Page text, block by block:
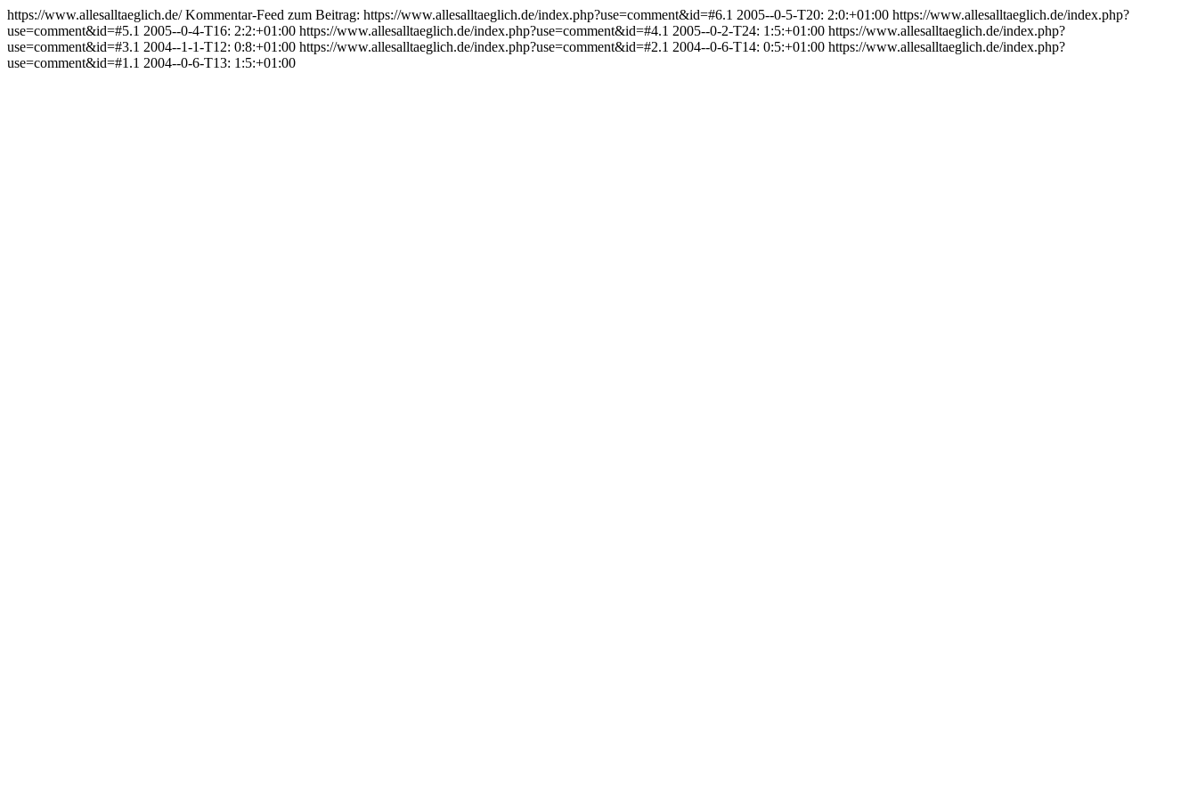
https://www.allesalltaeglich.de/Kommentar-Feed zum Beitrag: https://www.allesalltaeglich.de/index.php?use=comment&id=#6.1 2005--0-5-T20: 2:0:+01:00 https://www.allesalltaeglich.de/index.php?
use=comment&id=#5.1 2005--0-4-T16: 2:2:+01:00 https://www.allesalltaeglich.de/index.php?use=comment&id=#4.1 2005--0-2-T24: 1:5:+01:00 https://www.allesalltaeglich.de/index.php?
use=comment&id=#3.1 2004--1-1-T12: 0:8:+01:00 https://www.allesalltaeglich.de/index.php?use=comment&id=#2.1 2004--0-6-T14: 0:5:+01:00 https://www.allesalltaeglich.de/index.php?
use=comment&id=#1.1 2004--0-6-T13: 1:5:+01:00